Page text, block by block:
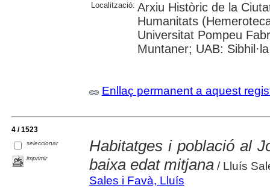
Localització: Arxiu Històric de la
Humanitats
Universitat Pompeu
Muntaner; UAB: Sibhil·la
Enllaç permanent a aquest
4 / 1523
seleccionar
imprimir
Habitatges i població al
baixa edat mitjana/ Lluís
Sales i Favà, Lluís